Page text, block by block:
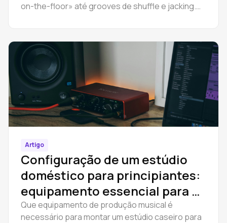
on-the-floor» até grooves de shuffle e jacking.
Artigo
Configuração de um estúdio
doméstico para principiantes:
equipamento essencial para a
produção musical
Que equipamento de produção musical é
necessário para montar um estúdio caseiro para